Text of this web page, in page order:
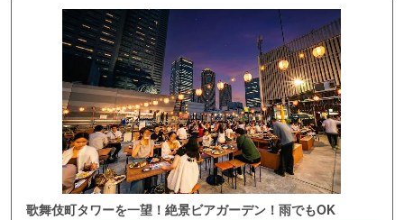
歌舞伎町タワーを一望！絶景ビアガーデン！雨でもOK